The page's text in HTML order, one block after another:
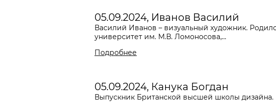
05.09.2024, Иванов Василий
Василий Иванов – визуальный художник.
университет им. М.В. Ломоносова,...
Подробнее
05.09.2024, Канука Богдан
Выпускник Британской высшей школы дизайна.